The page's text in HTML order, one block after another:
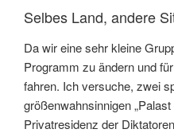
Selbes Land, andere
Da wir eine sehr kleine
Programm zu ändern und
fahren. Ich versuche, zwei
größenwahnsinnigen
Privatresidenz der